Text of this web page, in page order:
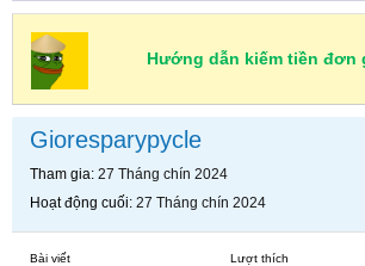
Hướng dẫn kiếm tiền đơn
Gioresparypycle
Tham gia 27 Tháng chín 2024
Hoạt động cuối 27 Tháng chín 2024
Bài viết Lượt thích